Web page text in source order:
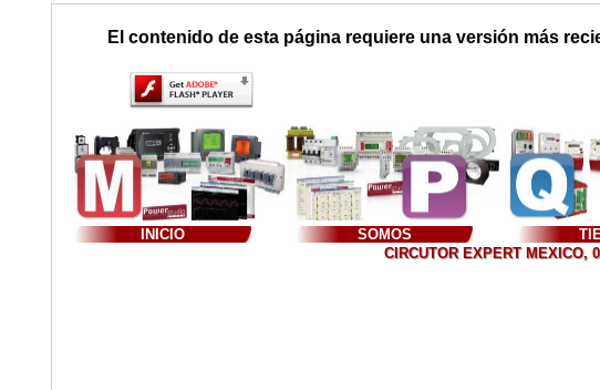
El contenido de esta página requiere una versión más
INICIO SOMOS
CIRCUTOR EXPERT MEXICO,